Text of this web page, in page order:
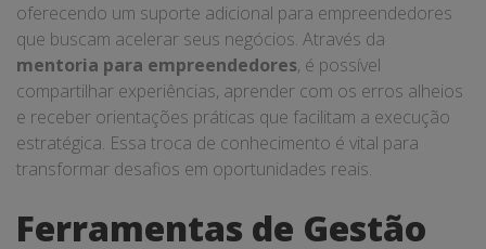
oferecendo um suporte adicional para empreendedores
que buscam acelerar seus negócios. Através da
mentoria para empreendedores, é possível
compartilhar experiências, aprender com os erros alheios
e receber orientações práticas que facilitam a execução
estratégica. Essa troca de conhecimento é vital para
transformar desafios em oportunidades reais.
Ferramentas de Gestão